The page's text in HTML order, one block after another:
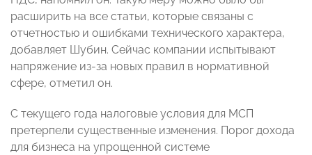
расширить на все статьи, которые связаны с
отчетностью и ошибками технического характера,
добавляет Шубин. Сейчас компании испытывают
напряжение из-за новых правил в нормативной
сфере, отметил он.
С текущего года налоговые условия для МСП
претерпели существенные изменения. Порог дохода
для бизнеса на упрощенной системе